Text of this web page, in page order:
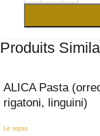
Produits
ALICA Pasta
rigatoni, linguini)
Le repas